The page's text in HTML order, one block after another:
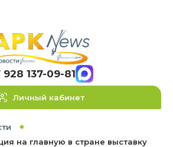
928 137-09-81
Личный кабинет
на главную в стране выставку